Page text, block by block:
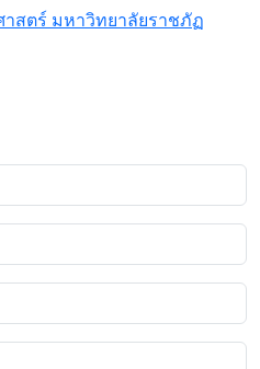
สตร์ มหาวิทยาลัยราชภัฏ